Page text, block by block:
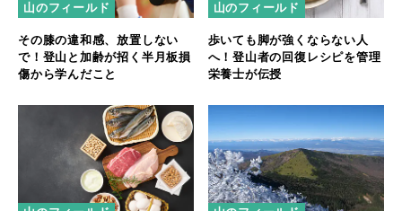
山のフィールド
その膝の違和感、放置しない
で！登山と加齢が招く半月板損
傷から学んだこと
山のフィールド
歩いても脚が強くならない人
へ！登山者の回復レシピを管理
栄養士が伝授